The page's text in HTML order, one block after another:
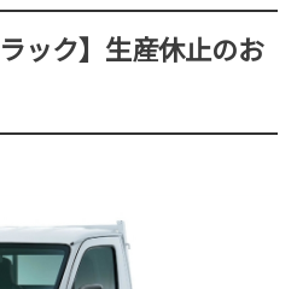
ック】生産休止のお